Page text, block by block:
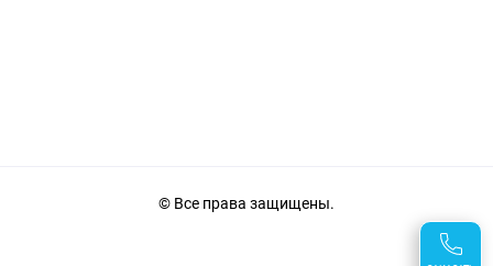
© Все права защищены.